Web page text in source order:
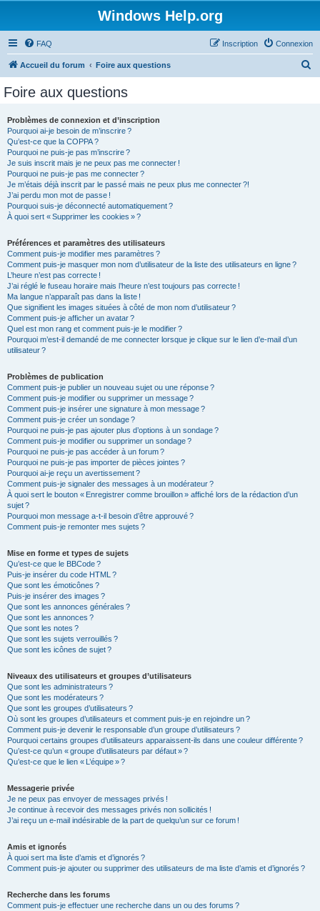
Windows Help.org
FAQ Connexion
Inscription
Accueil du forum Foire aux questions
Foire aux questions
Problèmes de connexion et d’inscription
Pourquoi ai-je besoin de m’inscrire ?
Qu’est-ce que la COPPA ?
Pourquoi ne puis-je pas m’inscrire ?
Je suis inscrit mais je ne peux pas me connecter !
Pourquoi ne puis-je pas me connecter ?
Je m’étais déjà inscrit par le passé mais ne peux plus me connecter ?!
J’ai perdu mon mot de passe !
Pourquoi suis-je déconnecté automatiquement ?
À quoi sert « Supprimer les cookies » ?
Préférences et paramètres des utilisateurs
Comment puis-je modifier mes paramètres ?
Comment puis-je masquer mon nom d’utilisateur de la liste des utilisateurs en ligne ?
L’heure n’est pas correcte !
J’ai réglé le fuseau horaire mais l’heure n’est toujours pas correcte !
Ma langue n’apparaît pas dans la liste !
Que signifient les images situées à côté de mon nom d’utilisateur ?
Comment puis-je afficher un avatar ?
Quel est mon rang et comment puis-je le modifier ?
Pourquoi m’est-il demandé de me connecter lorsque je clique sur le lien d’e-mail d’un
utilisateur ?
Problèmes de publication
Comment puis-je publier un nouveau sujet ou une réponse ?
Comment puis-je modifier ou supprimer un message ?
Comment puis-je insérer une signature à mon message ?
Comment puis-je créer un sondage ?
Pourquoi ne puis-je pas ajouter plus d’options à un sondage ?
Comment puis-je modifier ou supprimer un sondage ?
Pourquoi ne puis-je pas accéder à un forum ?
Pourquoi ne puis-je pas importer de pièces jointes ?
Pourquoi ai-je reçu un avertissement ?
Comment puis-je signaler des messages à un modérateur ?
À quoi sert le bouton « Enregistrer comme brouillon » affiché lors de la rédaction d’un
sujet ?
Pourquoi mon message a-t-il besoin d’être approuvé ?
Comment puis-je remonter mes sujets ?
Mise en forme et types de sujets
Qu’est-ce que le BBCode ?
Puis-je insérer du code HTML ?
Que sont les émoticônes ?
Puis-je insérer des images ?
Que sont les annonces générales ?
Que sont les annonces ?
Que sont les notes ?
Que sont les sujets verrouillés ?
Que sont les icônes de sujet ?
Niveaux des utilisateurs et groupes d’utilisateurs
Que sont les administrateurs ?
Que sont les modérateurs ?
Que sont les groupes d’utilisateurs ?
Où sont les groupes d’utilisateurs et comment puis-je en rejoindre un ?
Comment puis-je devenir le responsable d’un groupe d’utilisateurs ?
Pourquoi certains groupes d’utilisateurs apparaissent-ils dans une couleur différente ?
Qu’est-ce qu’un « groupe d’utilisateurs par défaut » ?
Qu’est-ce que le lien « L’équipe » ?
Messagerie privée
Je ne peux pas envoyer de messages privés !
Je continue à recevoir des messages privés non sollicités !
J’ai reçu un e-mail indésirable de la part de quelqu’un sur ce forum !
Amis et ignorés
À quoi sert ma liste d’amis et d’ignorés ?
Comment puis-je ajouter ou supprimer des utilisateurs de ma liste d’amis et d’ignorés ?
Recherche dans les forums
Comment puis-je effectuer une recherche dans un ou des forums ?